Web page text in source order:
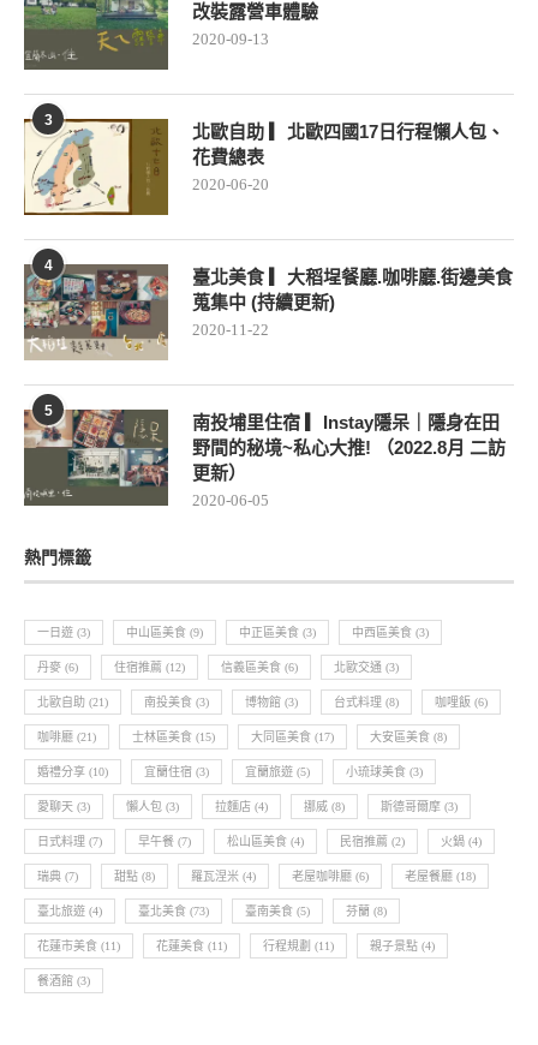
改裝露營車體驗
2020-09-13
3
北歐自助 ▎北歐四國17日行程懶人包、
花費總表
2020-06-20
4
臺北美食 ▎大稻埕餐廳.咖啡廳.街邊美食
蒐集中 (持續更新)
2020-11-22
5
南投埔里住宿 ▎Instay隱呆｜隱身在田
野間的秘境~私心大推! （2022.8月 二訪
更新）
2020-06-05
熱門標籤
一日遊 (3) 中山區美食 (9) 中正區美食 (3) 中西區美食 (3)
丹麥 (6) 住宿推薦 (12) 信義區美食 (6) 北歐交通 (3)
北歐自助 (21) 南投美食 (3) 博物館 (3) 台式料理 (8) 咖哩飯 (6)
咖啡廳 (21) 士林區美食 (15) 大同區美食 (17) 大安區美食 (8)
婚禮分享 (10) 宜蘭住宿 (3) 宜蘭旅遊 (5) 小琉球美食 (3)
愛聊天 (3) 懶人包 (3) 拉麵店 (4) 挪威 (8) 斯德哥爾摩 (3)
日式料理 (7) 早午餐 (7) 松山區美食 (4) 民宿推薦 (2) 火鍋 (4)
瑞典 (7) 甜點 (8) 羅瓦涅米 (4) 老屋咖啡廳 (6) 老屋餐廳 (18)
臺北旅遊 (4) 臺北美食 (73) 臺南美食 (5) 芬蘭 (8)
花蓮市美食 (11) 花蓮美食 (11) 行程規劃 (11) 親子景點 (4)
餐酒館 (3)